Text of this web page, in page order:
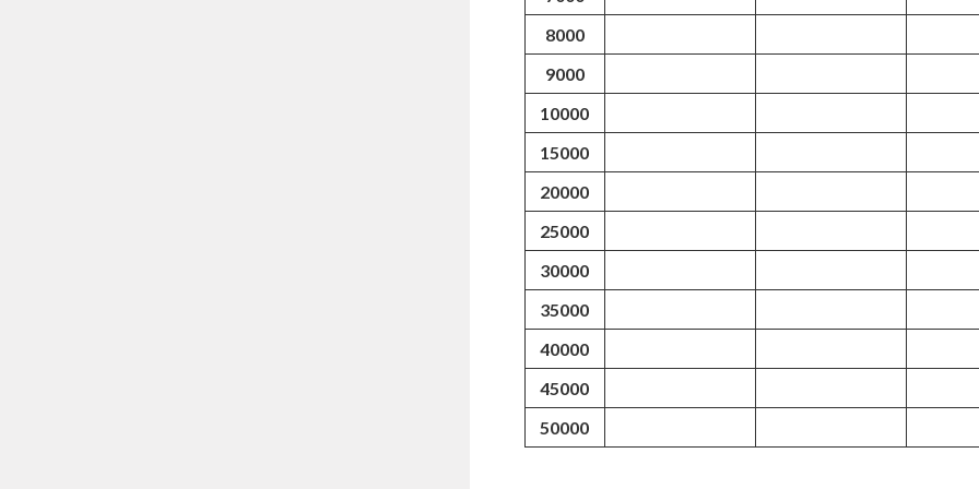
8000
9000
10000
15000
20000
25000
30000
35000
40000
45000
50000